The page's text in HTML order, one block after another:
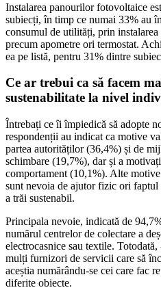
Instalarea panourilor fotovoltaice
subiecți, în timp ce numai 33% au
consumul de utilități, prin
precum apometre ori termostat.
ea pe listă, pentru 31% dintre
Ce ar trebui ca să facem
sustenabilitate la nivel
Întrebați ce îi împiedică să adopte
respondenții au indicat ca motive
partea autorităților (36,4%) și de
schimbare (19,7%), dar și a
comportament (10,1%). Alte
sunt nevoia de ajutor fizic ori faptul
a trăi sustenabil.
Principala nevoie, indicată de
numărul centrelor de colectare a
electrocasnice sau textile.
mulți furnizori de servicii care să
aceștia numărându-se cei care fac
diferite obiecte.